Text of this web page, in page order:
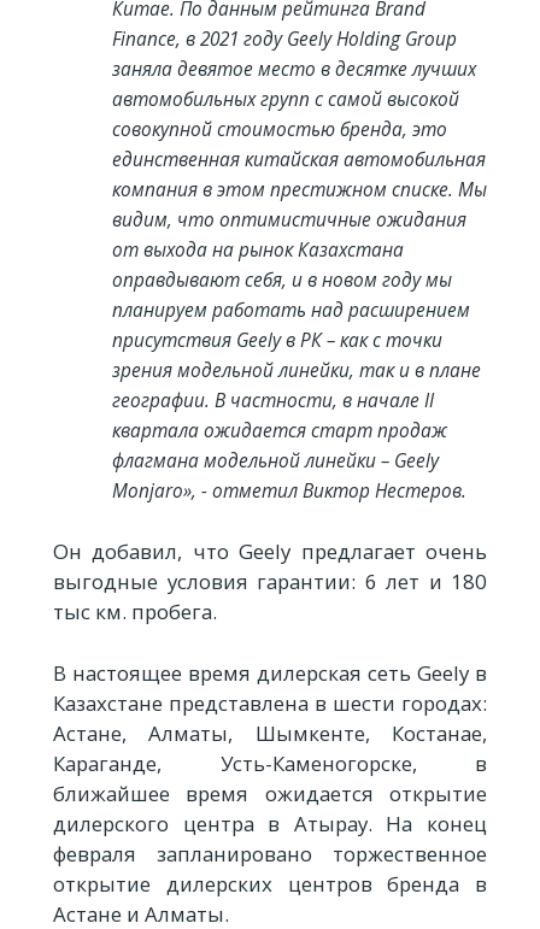
Китае. По данным рейтинга Brand
Finance, в 2021 году Geely Holding Group
заняла девятое место в десятке лучших
автомобильных групп с самой высокой
совокупной стоимостью бренда, это
единственная китайская автомобильная
компания в этом престижном списке. Мы
видим, что оптимистичные ожидания
от выхода на рынок Казахстана
оправдывают себя, и в новом году мы
планируем работать над расширением
присутствия Geely в РК – как с точки
зрения модельной линейки, так и в плане
географии. В частности, в начале II
квартала ожидается старт продаж
флагмана модельной линейки – Geely
Monjaro», - отметил Виктор Нестеров.
Он добавил, что Geely предлагает очень
выгодные условия гарантии: 6 лет и 180
тыс км. пробега.
В настоящее время дилерская сеть Geely в
Казахстане представлена в шести городах:
Астане, Алматы, Шымкенте, Костанае,
Караганде, Усть-Каменогорске, в
ближайшее время ожидается открытие
дилерского центра в Атырау. На конец
февраля запланировано торжественное
открытие дилерских центров бренда в
Астане и Алматы.